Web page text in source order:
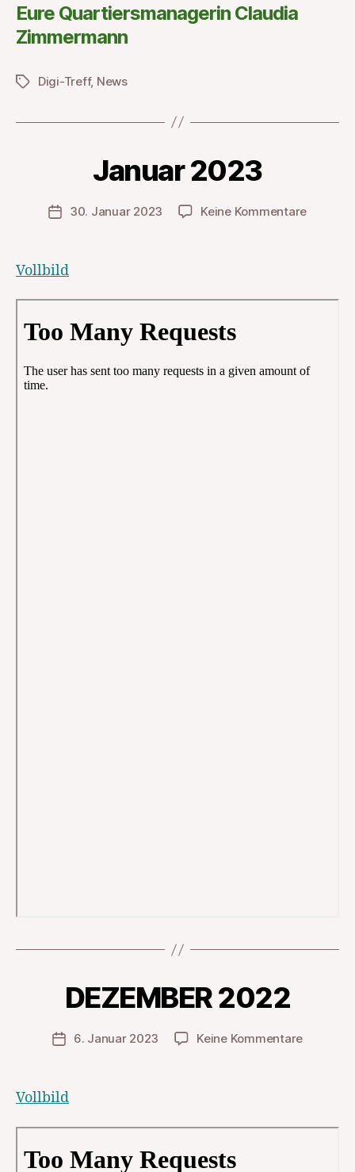
Eure Quartiersmanagerin Claudia
Zimmermann
Schlagwörter
Digi-Treff, News
Januar 2023
Veröffentlichungsdatum
30. Januar 2023 Keine Kommentarezu
Vollbild
DEZEMBER 2022
Veröffentlichungsdatum
6. Januar 2023 Keine Kommentarezu
Vollbild